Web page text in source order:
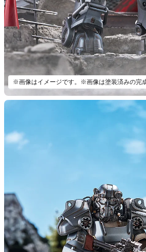
※画像はイメージです。※画像は塗装済みの完成